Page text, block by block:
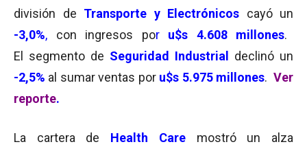
división de Transporte y Electrónicos cayó un
-3,0%, con ingresos por u$s 4.608 millones.
El segmento de Seguridad Industrial
declinó un
-2,5% al sumar ventas por u$s 5.975 millones. Ver
reporte.
La cartera de Health Caremostró un alza